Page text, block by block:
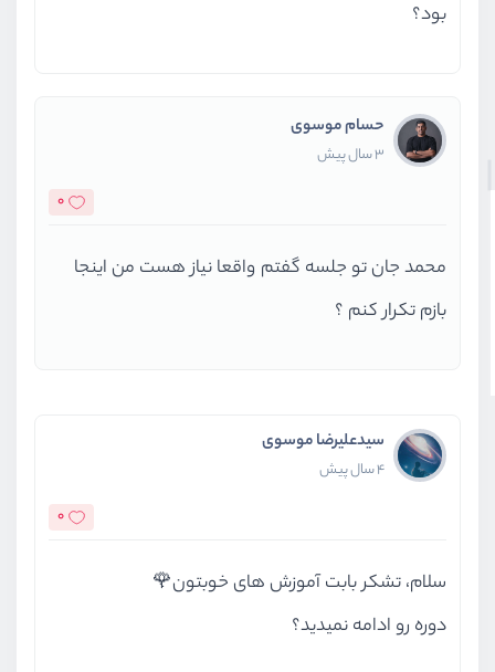
بود؟
حسام موسوی
3 سال پیش
0
محمد جان تو جلسه گفتم واقعا نیاز هست من اینجا
بازم تکرار کنم ؟
سیدعلیرضا موسوی
4 سال پیش
0
سلام، تشکر بابت آموزش های خوبتون🌹
دوره رو ادامه نمیدید؟